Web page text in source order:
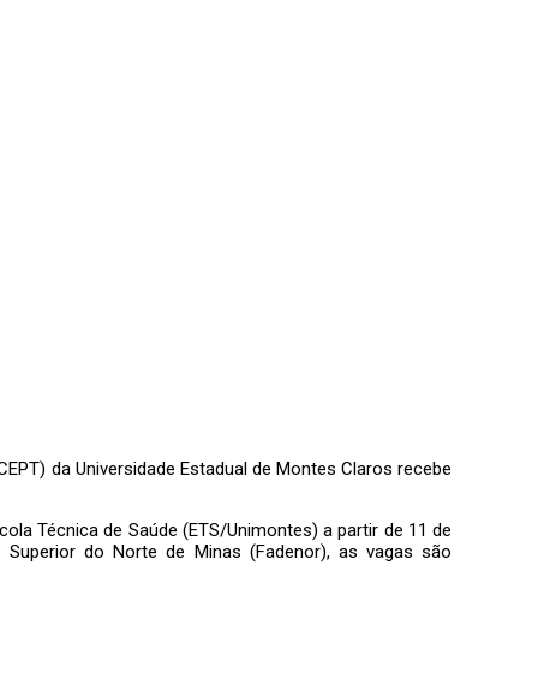
da Universidade Estadual de Montes Claros recebe
Técnica de Saúde (ETS/Unimontes) a partir de 11 de
do Norte de Minas (Fadenor), as vagas são